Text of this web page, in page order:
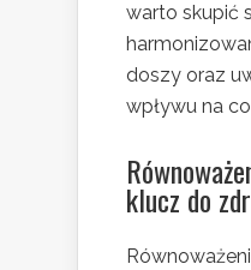
warto skupić
doszy oraz
wpływu na
klucz do